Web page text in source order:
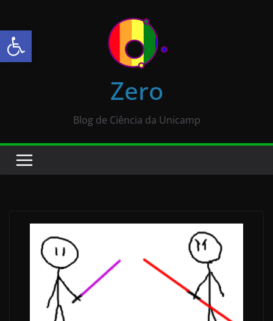
Abrir a barra de ferramentas
Zero
Blog de Ciência da Unicamp